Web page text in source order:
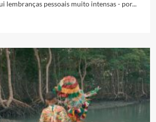
lembranças pessoais muito intensas - por...